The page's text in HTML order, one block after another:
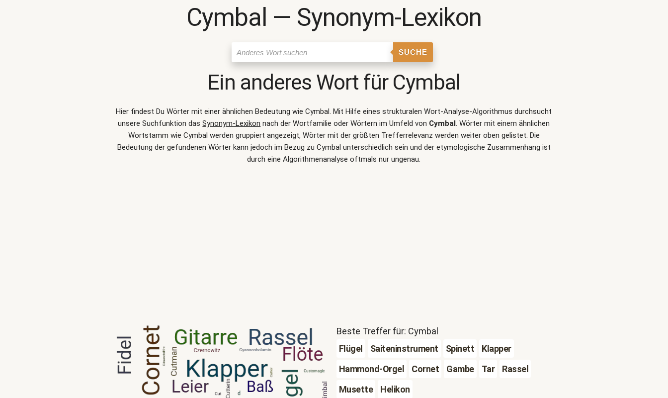
Cymbal ― Synonym-Lexikon
SUCHE
Ein anderes Wort für Cymbal
Hier findest Du Wörter mit einer ähnlichen Bedeutung wieCymbal. Mit Hilfe eines strukturalen Wort-Analyse-Algorithmus durchsucht
unsere Suchfunktion dasSynonym-Lexikon nach der Wortfamilie oder Wörtern im Umfeld von Cymbal. Wörter mit einem ähnlichen
Wortstamm wie Cymbal werden gruppiert angezeigt, Wörter mit der größten Trefferrelevanz werden weiter oben gelistet. Die
Bedeutung der gefundenen Wörter kann jedoch im Bezug zu Cymbal unterschiedlich sein und der etymologische Zusammenhang ist
durch eine Algorithmenanalyse oftmals nur ungenau.
Beste Treffer für: Cymbal
Flügel
Saiteninstrument Spinett
Klapper
Hammond-Orgel
Cornet Gambe Tar
Rassel
Musette
Helikon